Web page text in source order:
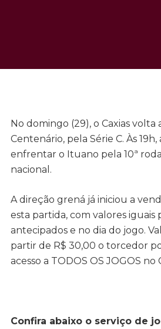
No domingo (29), o Caxias volta
Centenário, pela Série C. Às
enfrentar o Ituano pela 10ª
nacional.
A direção grená já iniciou a
esta partida, com valores iguais
antecipados e no dia do jogo.
partir de R$ 30,00 o torcedor
acesso a TODOS OS JOGOS no
Confira abaixo o serviço de